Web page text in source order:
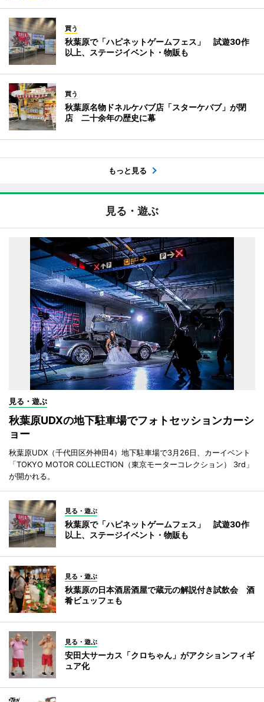
買う
秋葉原で「ハピネットゲームフェス」 試遊30作
以上、ステージイベント・物販も
買う
秋葉原名物ドネルケバブ店「スターケバブ」が閉
店 二十余年の歴史に幕
もっと見る
見る・遊ぶ
見る・遊ぶ
秋葉原UDXの地下駐車場でフォトセッションカーシ
ョー
秋葉原UDX（千代田区外神田4）地下駐車場で3月26日、カーイベント
「TOKYO MOTOR COLLECTION（東京モーターコレクション） 3rd」
が開かれる。
見る・遊ぶ
秋葉原で「ハピネットゲームフェス」 試遊30作
以上、ステージイベント・物販も
見る・遊ぶ
秋葉原の日本酒居酒屋で蔵元の解説付き試飲会 酒
肴ビュッフェも
見る・遊ぶ
安田大サーカス「クロちゃん」がアクションフィギ
ュア化